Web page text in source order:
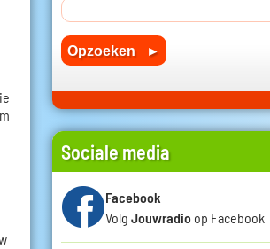
Sociale media
Facebook
Volg Jouwradio op Facebook